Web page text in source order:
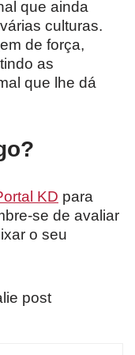
que ainda
culturas.
de força,
as
que lhe dá
KD para
se de avaliar
o seu
post